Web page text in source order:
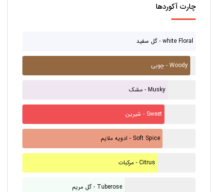
چارت آکوردها
گل سفید - white Floral
چوبی - Woody
مشک - Musky
شیرین - Sweet
ادویه ملایم - Soft Spice
مرکبات - Citrus
گل مریم - Tuberose